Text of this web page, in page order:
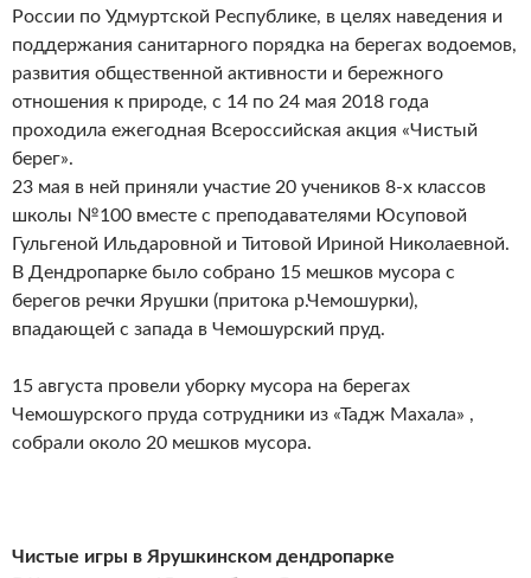
России по Удмуртской Республике, в целях наведения и
поддержания санитарного порядка на берегах водоемов,
развития общественной активности и бережного
отношения к природе, с 14 по 24 мая 2018 года
проходила ежегодная Всероссийская акция «Чистый
берег».
23 мая в ней приняли участие 20 учеников 8-х классов
школы №100 вместе с преподавателями Юсуповой
Гульгеной Ильдаровной и Титовой Ириной Николаевной.
В Дендропарке было собрано 15 мешков мусора с
берегов речки Ярушки (притока р.Чемошурки),
впадающей с запада в Чемошурский пруд.
15 августа провели уборку мусора на берегах
Чемошурского пруда сотрудники из «Тадж Махала» ,
собрали около 20 мешков мусора.
Чистые игры в Ярушкинском дендропарке